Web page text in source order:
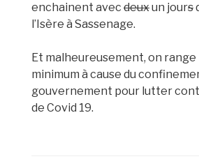
enchainent avec deuxun jours
l’Isère à Sassenage.
Et malheureusement, on
minimum à cause du
gouvernement pour lutter
de Covid 19.